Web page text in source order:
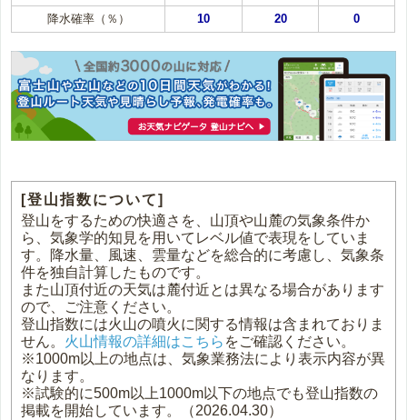
降水確率（％）
10 20 0
[登山指数について]
登山をするための快適さを、山頂や山麓の気象条件か
ら、気象学的知見を用いてレベル値で表現をしていま
す。降水量、風速、雲量などを総合的に考慮し、気象条
件を独自計算したものです。
また山頂付近の天気は麓付近とは異なる場合があります
ので、ご注意ください。
登山指数には火山の噴火に関する情報は含まれておりま
せん。 火山情報の詳細はこちら をご確認ください。
※1000m以上の地点は、気象業務法により表示内容が異
なります。
※試験的に500m以上1000m以下の地点でも登山指数の
掲載を開始しています。（2026.04.30）